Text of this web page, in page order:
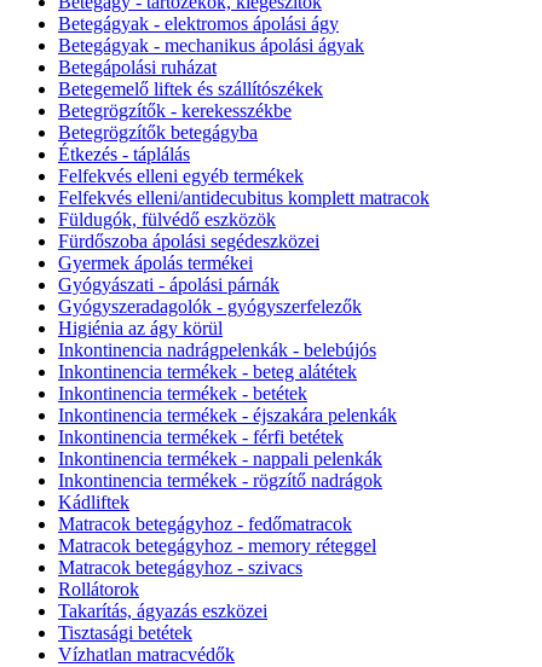
Betegágyak - elektromos ápolási ágy
Betegágyak - mechanikus ápolási ágyak
Betegápolási ruházat
Betegemelő liftek és szállítószékek
Betegrögzítők - kerekesszékbe
Betegrögzítők betegágyba
Étkezés - táplálás
Felfekvés elleni egyéb termékek
Felfekvés elleni/antidecubitus komplett matracok
Füldugók, fülvédő eszközök
Fürdőszoba ápolási segédeszközei
Gyermek ápolás termékei
Gyógyászati - ápolási párnák
Gyógyszeradagolók - gyógyszerfelezők
Higiénia az ágy körül
Inkontinencia nadrágpelenkák - belebújós
Inkontinencia termékek - beteg alátétek
Inkontinencia termékek - betétek
Inkontinencia termékek - éjszakára pelenkák
Inkontinencia termékek - férfi betétek
Inkontinencia termékek - nappali pelenkák
Inkontinencia termékek - rögzítő nadrágok
Kádliftek
Matracok betegágyhoz - fedőmatracok
Matracok betegágyhoz - memory réteggel
Matracok betegágyhoz - szivacs
Rollátorok
Takarítás, ágyazás eszközei
Tisztasági betétek
Vízhatlan matracvédők